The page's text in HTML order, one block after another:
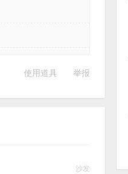
使用道具 举报
沙发